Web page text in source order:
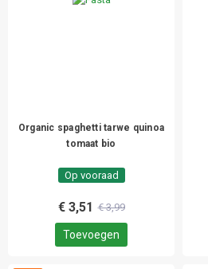
Organic spaghetti tarwe quinoa
tomaat bio
Op vooraad
€ 3,51 € 3,99
Toevoegen